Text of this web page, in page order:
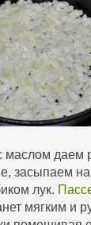
маслом даем
засыпаем
лук.
мягким и